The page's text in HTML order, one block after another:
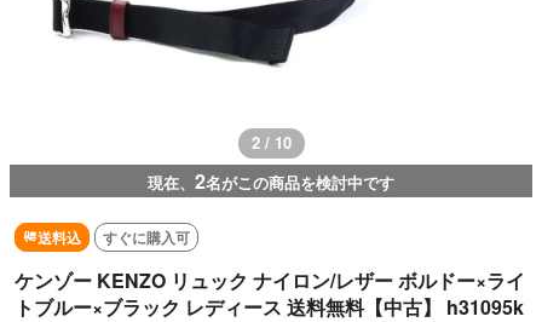
3 / 10
現在、 2名がこの商品を検討中です
送料込 すぐに購入可
ケンゾー KENZO リュック ナイロン/レザー ボルドー×ライ
トブルー×ブラック レディース 送料無料【中古】 h31095k